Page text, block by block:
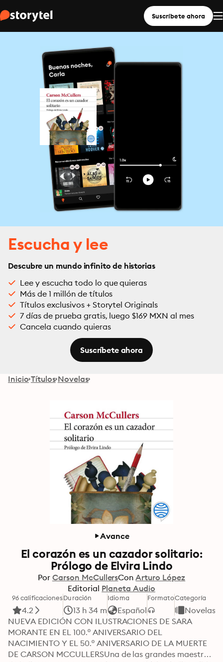
Suscríbete ahora
Escucha y lee
Descubre un mundo infinito de historias
Lee y escucha todo lo que quieras
Más de 1 millón de títulos
Títulos exclusivos + Storytel Originals
7 días de prueba gratis, luego $169 MXN al mes
Cancela cuando quieras
Suscríbete ahora
Inicio Títulos Novelas
Avance
El corazón es un cazador solitario:
Prólogo de Elvira Lindo
Por Carson McCullersCon Arturo López
Editorial Planeta Audio
96 calificaciones
4.2
Duración
13 h 34 m
Idioma
Español
FormatoCategoría
Novelas
NUEVA EDICIÓN CON ILUSTRACIONES DE SARA
MORANTE EN EL 100.º ANIVERSARIO DEL
NACIMIENTO Y EL 50.º ANIVERSARIO DE LA MUERTE
DE CARSON MCCULLERSUna de las grandes maestras